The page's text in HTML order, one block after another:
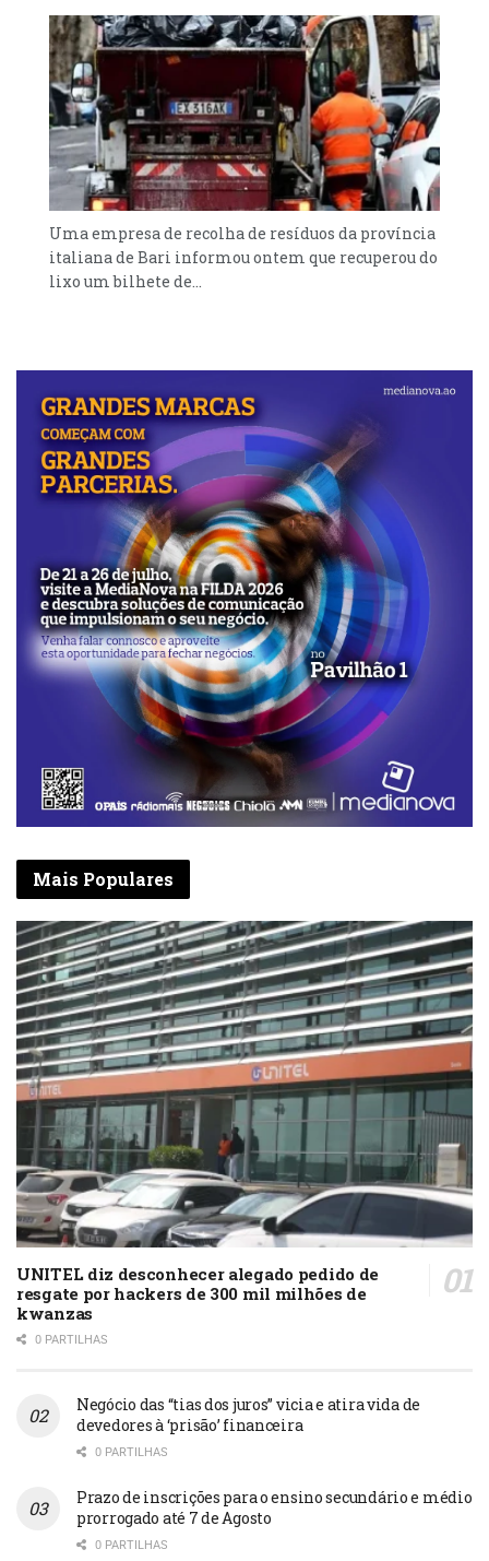
Uma empresa de recolha de resíduos da província
italiana de Bari informou ontem que recuperou do
lixo um bilhete de...
Mais Populares
UNITEL diz desconhecer alegado pedido de
resgate por hackers de 300 mil milhões de
kwanzas
0 PARTILHAS
Negócio das “tias dos juros” vicia e atira vida de
devedores à ‘prisão’ financeira
0 PARTILHAS
Prazo de inscrições para o ensino secundário e médio
prorrogado até 7 de Agosto
0 PARTILHAS